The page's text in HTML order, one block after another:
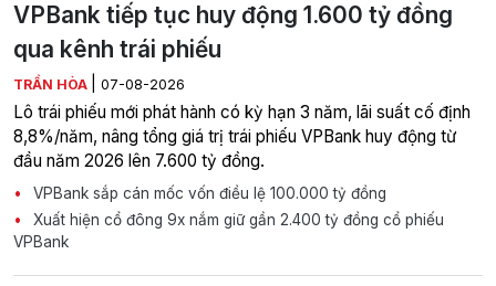
VPBank tiếp tục huy động 1.600 tỷ đồng
qua kênh trái phiếu
TRẦN HÒA 07-08-2026
Lô trái phiếu mới phát hành có kỳ hạn 3 năm, lãi suất cố định
8,8%/năm, nâng tổng giá trị trái phiếu VPBank huy động từ
đầu năm 2026 lên 7.600 tỷ đồng.
VPBank sắp cán mốc vốn điều lệ 100.000 tỷ đồng
Xuất hiện cổ đông 9x nắm giữ gần 2.400 tỷ đồng cổ phiếu
VPBank